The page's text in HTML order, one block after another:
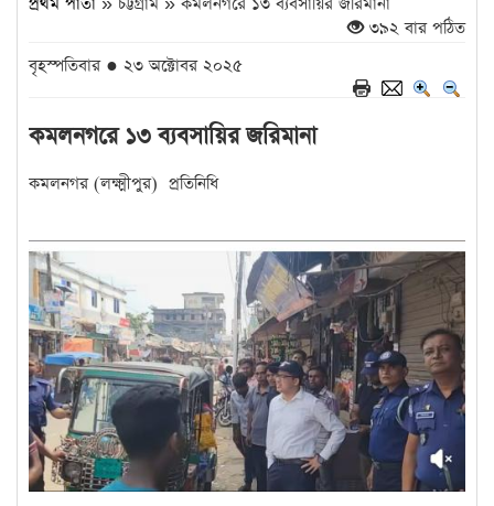
৩৯২ বার পঠিত
বৃহস্পতিবার ● ২৩ অক্টোবর ২০২৫
কমলনগরে ১৩ ব্যবসায়ির জরিমানা
‎কমলনগর (লক্ষ্মীপুর) প্রতিনিধি